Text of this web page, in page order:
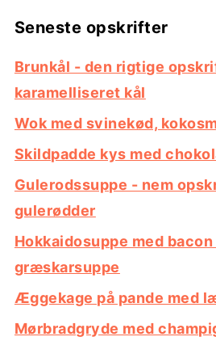
Seneste opskrifter
Brunkål - den rigtige
karamelliseret kål
Wok med svinekød,
Skildpadde kys med
Gulerodssuppe - nem
gulerødder
Hokkaidosuppe med
græskarsuppe
Æggekage på pande med
Mørbradgryde med